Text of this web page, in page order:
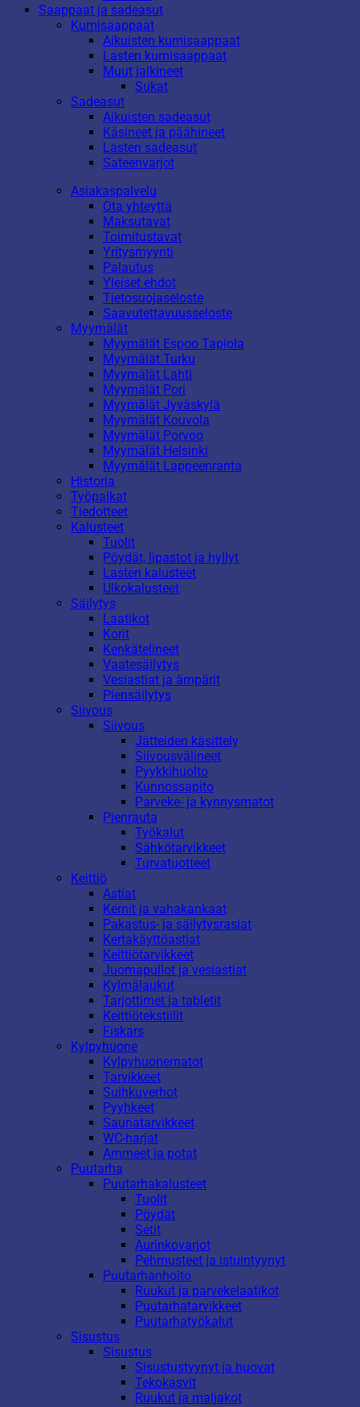
Saappaat ja sadeasut
Kumisaappaat
Aikuisten kumisaappaat
Lasten kumisaappaat
Muut jalkineet
Sukat
Sadeasut
Aikuisten sadeasut
Käsineet ja päähineet
Lasten sadeasut
Sateenvarjot
Asiakaspalvelu
Ota yhteyttä
Maksutavat
Toimitustavat
Yritysmyynti
Palautus
Yleiset ehdot
Tietosuojaseloste
Saavutettavuusseloste
Myymälät
Myymälät Espoo Tapiola
Myymälät Turku
Myymälät Lahti
Myymälät Pori
Myymälät Jyväskylä
Myymälät Kouvola
Myymälät Porvoo
Myymälät Helsinki
Myymälät Lappeenranta
Historia
Työpaikat
Tiedotteet
Kalusteet
Tuolit
Pöydät, lipastot ja hyllyt
Lasten kalusteet
Ulkokalusteet
Säilytys
Laatikot
Korit
Kenkätelineet
Vaatesäilytys
Vesiastiat ja ämpärit
Piensäilytys
Siivous
Siivous
Jätteiden käsittely
Siivousvälineet
Pyykkihuolto
Kunnossapito
Parveke- ja kynnysmatot
Pienrauta
Työkalut
Sähkötarvikkeet
Turvatuotteet
Keittiö
Astiat
Kernit ja vahakankaat
Pakastus- ja säilytysrasiat
Kertakäyttöastiat
Keittiötarvikkeet
Juomapullot ja vesiastiat
Kylmälaukut
Tarjottimet ja tabletit
Keittiötekstiilit
Fiskars
Kylpyhuone
Kylpyhuonematot
Tarvikkeet
Suihkuverhot
Pyyhkeet
Saunatarvikkeet
WC-harjat
Ammeet ja potat
Puutarha
Puutarhakalusteet
Tuolit
Pöydät
Setit
Aurinkovarjot
Pehmusteet ja istuintyynyt
Puutarhanhoito
Ruukut ja parvekelaatikot
Puutarhatarvikkeet
Puutarhatyökalut
Sisustus
Sisustus
Sisustustyynyt ja huovat
Tekokasvit
Ruukut ja maljakot